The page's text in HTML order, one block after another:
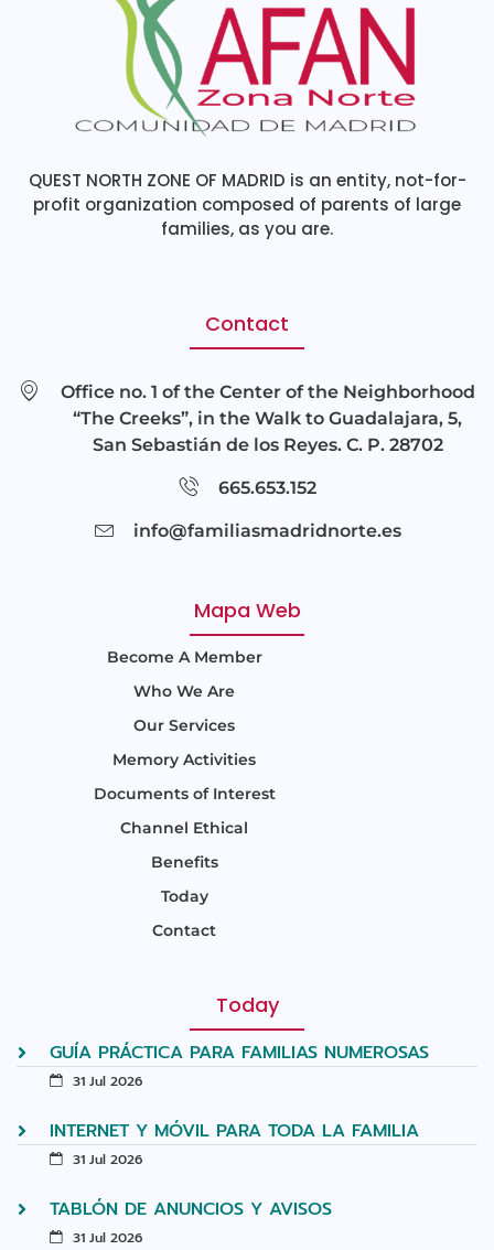
QUEST NORTH ZONE OF MADRID is an entity, not-for-
profit organization composed of parents of large
families, as you are.
Contact
Office no. 1 of the Center of the Neighborhood
“The Creeks”, in the Walk to Guadalajara, 5,
San Sebastián de los Reyes. C. P. 28702
665.653.152
info@familiasmadridnorte.es
Mapa Web
Become A Member
Who We Are
Our Services
Memory Activities
Documents of Interest
Channel Ethical
Benefits
Today
Contact
Today
GUÍA PRÁCTICA PARA FAMILIAS NUMEROSAS
31 Jul 2026
INTERNET Y MÓVIL PARA TODA LA FAMILIA
31 Jul 2026
TABLÓN DE ANUNCIOS Y AVISOS
31 Jul 2026